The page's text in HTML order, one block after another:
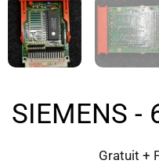
SIEMENS -
Gratuit +